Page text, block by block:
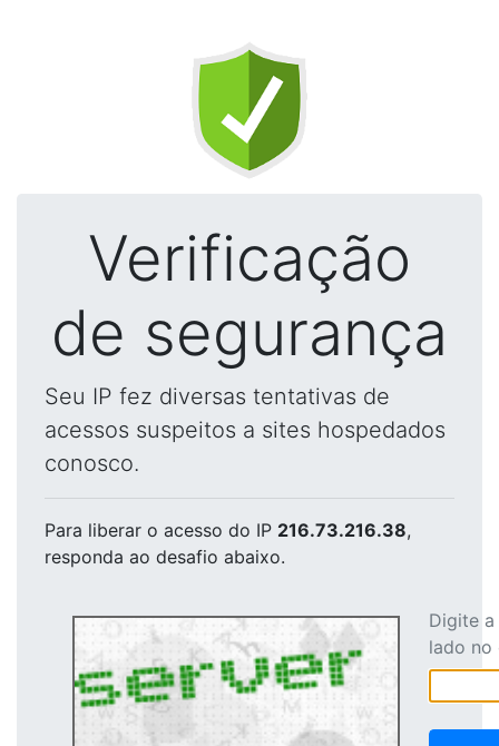
Verificação
de segurança
Seu IP fez diversas tentativas de
acessos suspeitos a sites hospedados
conosco.
Para liberar o acesso do IP 216.73.216.38,
responda ao desafio abaixo.
Digite
lado no